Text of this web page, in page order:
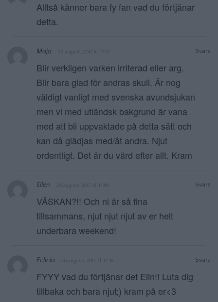
Alltså känner bara fy fan vad du förtjänar
detta.
Svara
Maja 26 augusti, 2017 kl. 17:57
Blir verkligen varken irriterad eller arg.
Blir bara glad för andras skull. Är nog
väldigt vanligt med svenska avundsjukan
men vi med utländsk bakgrund är vana
med att bli uppvaktade på detta sätt och
kan då glädjas med/åt andra. Njut
ordentligt. Det är du värd efter allt. Kram
Svara
Ellen 26 augusti, 2017 kl. 17:49
VÄSKAN?!! Och ni är så fina
tillsammans, njut njut njut av er helt
underbara weekend!
Svara
Felicia 26 augusti, 2017 kl. 17:39
FYYY vad du förtjänar det Elin!! Luta dig
tillbaka och bara njut;) kram på er<3